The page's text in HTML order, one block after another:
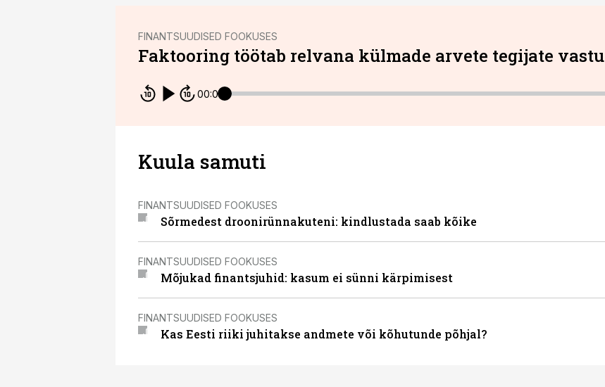
FINANTSUUDISED FOOKUSES
Faktooring töötab relvana külmade arvete tegijate vastu
00:00
Kuula samuti
FINANTSUUDISED FOOKUSES
Sõrmedest droonirünnakuteni: kindlustada saab kõike
FINANTSUUDISED FOOKUSES
Mõjukad finantsjuhid: kasum ei sünni kärpimisest
FINANTSUUDISED FOOKUSES
Kas Eesti riiki juhitakse andmete või kõhutunde põhjal?